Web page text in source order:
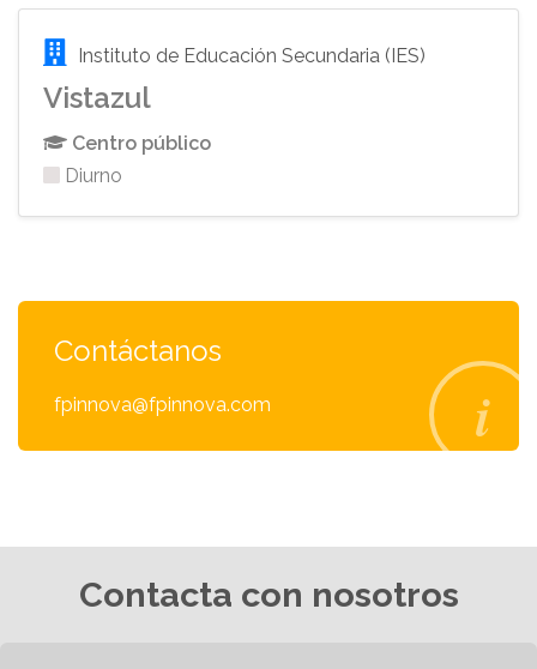
Instituto de Educación Secundaria (IES)
Vistazul
Centro público
Diurno
Contáctanos
fpinnova@fpinnova.com
Contacta con nosotros